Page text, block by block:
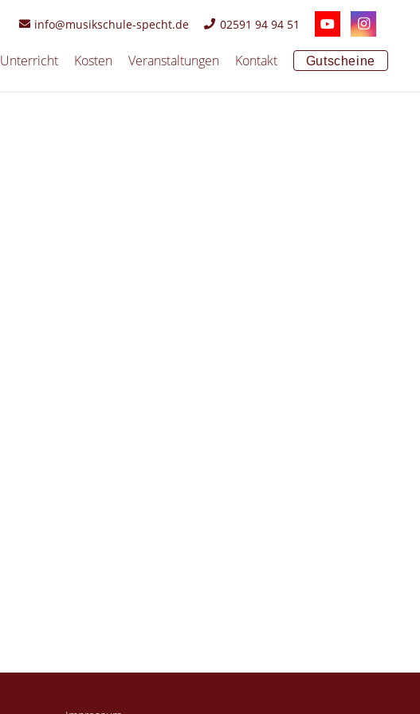
info@musikschule-specht.de 02591 94 94 51
Unterricht Kosten Veranstaltungen Kontakt Gutscheine